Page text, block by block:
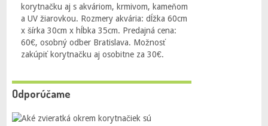
korytnačku aj s akváriom, krmivom, kameňom
a UV žiarovkou. Rozmery akvária: dĺžka 60cm
x šírka 30cm x hĺbka 35cm. Predajná cena:
60€, osobný odber Bratislava. Možnosť
zakúpiť korytnačku aj osobitne za 30€.
Odporúčame